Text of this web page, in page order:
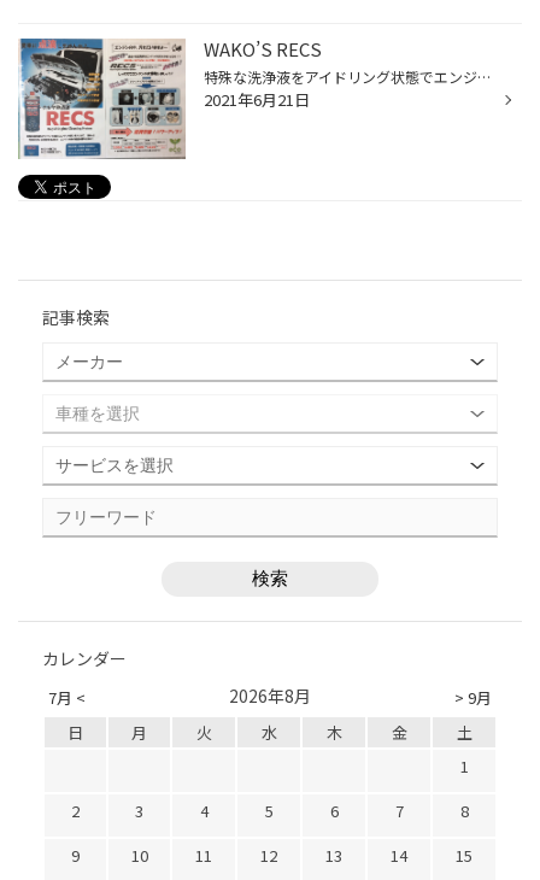
WAKO’S RECS
特殊な洗浄液をアイドリング状態でエンジン内部に吸入させて 溜まった汚れを綺麗に洗浄する事で、エンジン本来の性能を蘇らせます!
2021年6月21日
記事検索
カレンダー
7月 < > 9月
2026年8月
日 月 火 水 木 金
土
1
2
3 4 5 6 7
8
9
10 11 12 13 14
15